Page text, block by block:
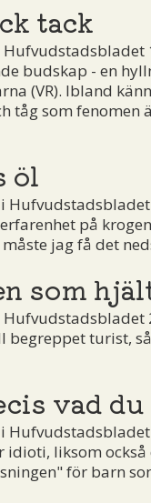
tack
Hufvudstadsbladet
budskap - en
(VR). Ibland
tåg som fenomen
öl
på
jag få det
som
Hufvudstadsbladet
begreppet turist,
vad
idioti, liksom
för barn